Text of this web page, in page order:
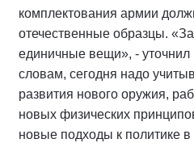
комплектования армии
отечественные образцы.
единичные вещи», - уточнил
словам, сегодня надо
развития нового оружия,
новых физических
новые подходы к политике